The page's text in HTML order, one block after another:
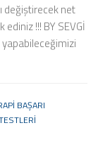
değiştirecek net
!!! BY SEVGİ
yapabileceğimizi
BAŞARI